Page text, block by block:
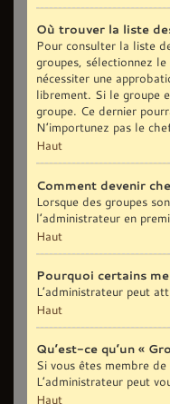
Où trouver la liste
Pour consulter la liste
groupes, sélectionnez
nécessiter une
librement. Si le groupe
groupe. Ce dernier
N’importunez pas le
Haut
Comment devenir
Lorsque des groupes
l’administrateur en
Haut
Pourquoi certains
L’administrateur peut
Haut
Qu’est-ce qu’un «
Si vous êtes membre
L’administrateur peut
Haut